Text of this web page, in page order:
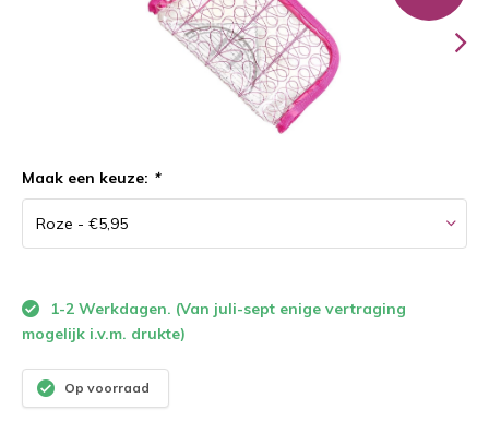
Maak een keuze: *
1-2 Werkdagen. (Van juli-sept enige vertraging
mogelijk i.v.m. drukte)
Op voorraad